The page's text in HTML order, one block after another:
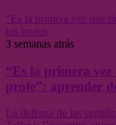
“Es la primera vez que
los brotes
3 semanas atrás
“Es la primera
profe”: aprender
La defensa de las